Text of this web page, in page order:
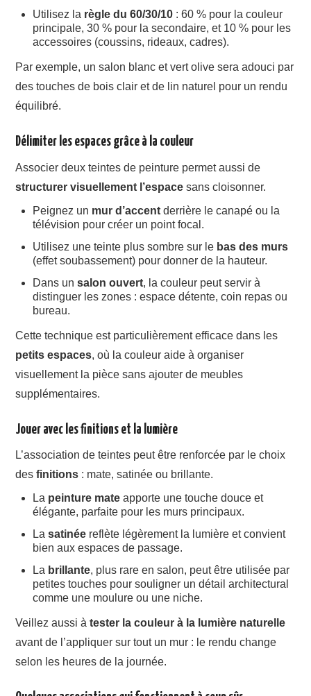
Utilisez la règle du 60/30/10 : 60 % pour la couleur
principale, 30 % pour la secondaire, et 10 % pour les
accessoires (coussins, rideaux, cadres).
Par exemple, un salon blanc et vert olive sera adouci par
des touches de bois clair et de lin naturel pour un rendu
équilibré.
Délimiter les espaces grâce à la couleur
Associer deux teintes de peinture permet aussi de
structurer visuellement l’espace sans cloisonner.
Peignez un mur d’accent derrière le canapé ou la
télévision pour créer un point focal.
Utilisez une teinte plus sombre sur le bas des murs
(effet soubassement) pour donner de la hauteur.
Dans unsalon ouvert, la couleur peut servir à
distinguer les zones : espace détente, coin repas ou
bureau.
Cette technique est particulièrement efficace dans les
petits espaces, où la couleur aide à organiser
visuellement la pièce sans ajouter de meubles
supplémentaires.
Jouer avec les finitions et la lumière
L’association de teintes peut être renforcée par le choix
desfinitions : mate, satinée ou brillante.
La peinture mate apporte une touche douce et
élégante, parfaite pour les murs principaux.
Lasatinée reflète légèrement la lumière et convient
bien aux espaces de passage.
La brillante, plus rare en salon, peut être utilisée par
petites touches pour souligner un détail architectural
comme une moulure ou une niche.
Veillez aussi àtester la couleur à la lumière naturelle
avant de l’appliquer sur tout un mur : le rendu change
selon les heures de la journée.